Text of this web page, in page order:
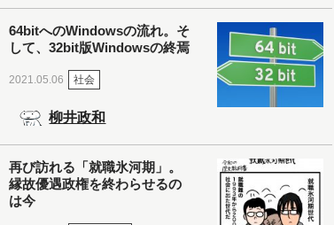
64bitへのWindowsの流れ。そ
して、32bit版Windowsの終焉
2021.05.06 社会
柳井政和
再び訪れる「就職氷河期」。
縁故優遇政権を終わらせるの
は今